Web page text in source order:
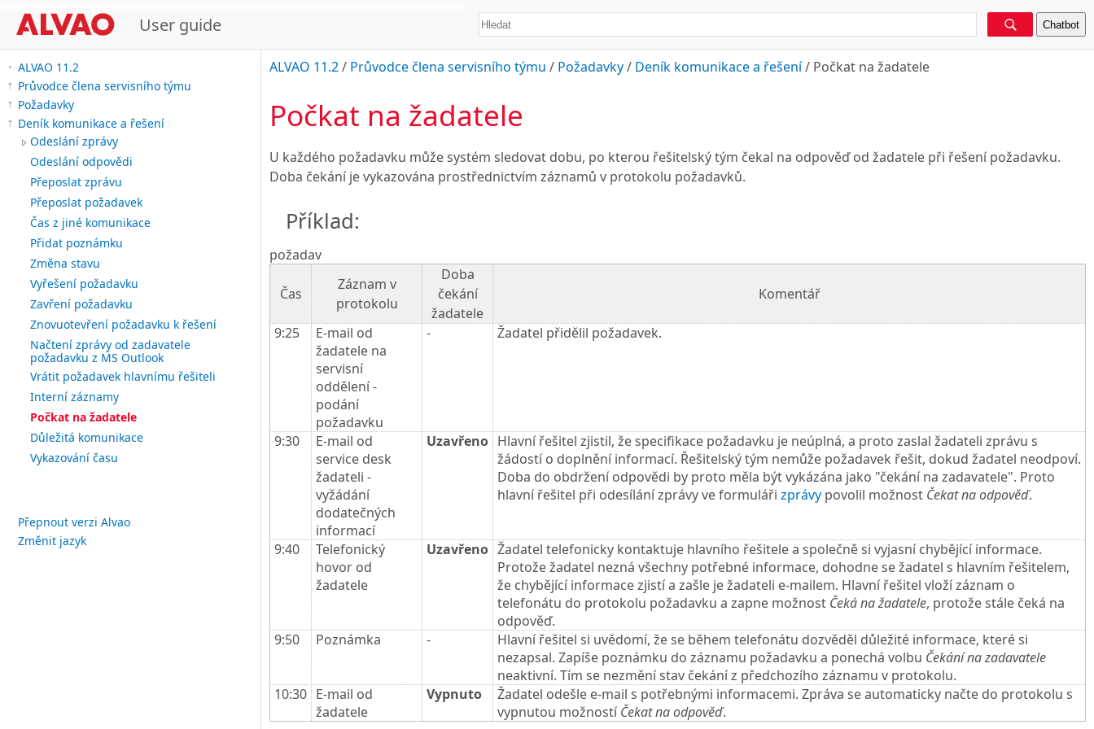
User guide Chatbot
ALVAO 11.2
Průvodce člena servisního týmu
Požadavky
Deník komunikace a řešení
Odeslání zprávy
Odeslání odpovědi
Přeposlat zprávu
Přeposlat požadavek
Čas z jiné komunikace
Přidat poznámku
Změna stavu
Vyřešení požadavku
Zavření požadavku
Znovuotevření požadavku k řešení
Načtení zprávy od zadavatele
požadavku z MS Outlook
Vrátit požadavek hlavnímu řešiteli
Interní záznamy
Počkat na žadatele
Důležitá komunikace
Vykazování času
Přepnout verzi Alvao
Změnit jazyk
ALVAO 11.2/ Průvodce člena servisního týmu / Požadavky/ Deník komunikace a řešení/ Počkat na žadatele
Počkat na žadatele
U každého požadavku může systém sledovat dobu, po kterou řešitelský tým čekal na odpověď od žadatele při řešení požadavku.
Doba čekání je vykazována prostřednictvím záznamů v protokolu požadavků.
Příklad:
požadav
Čas
Záznam v
protokolu
Doba
čekání
žadatele
Komentář
9:25
E-mail od
žadatele na
servisní
oddělení -
podání
požadavku
- Žadatel přidělil požadavek.
9:30
E-mail od
service desk
žadateli -
vyžádání
dodatečných
informací
Uzavřeno Hlavní řešitel zjistil, že specifikace požadavku je neúplná, a proto zaslal žadateli zprávu s
žádostí o doplnění informací. Řešitelský tým nemůže požadavek řešit, dokud žadatel neodpoví.
Doba do obdržení odpovědi by proto měla být vykázána jako "čekání na zadavatele". Proto
hlavní řešitel při odesílání zprávy ve formuláři zprávy povolil možnost Čekat na odpověď.
9:40
Telefonický
hovor od
žadatele
Uzavřeno Žadatel telefonicky kontaktuje hlavního řešitele a společně si vyjasní chybějící informace.
Protože žadatel nezná všechny potřebné informace, dohodne se žadatel s hlavním řešitelem,
že chybějící informace zjistí a zašle je žadateli e-mailem. Hlavní řešitel vloží záznam o
telefonátu do protokolu požadavku a zapne možnost Čeká na žadatele, protože stále čeká na
odpověď.
9:50
Poznámka -
Hlavní řešitel si uvědomí, že se během telefonátu dozvěděl důležité informace, které si
nezapsal. Zapíše poznámku do záznamu požadavku a ponechá volbu Čekání na zadavatele
neaktivní. Tím se nezmění stav čekání z předchozího záznamu v protokolu.
10:30 E-mail od
žadatele
Vypnuto
Žadatel odešle e-mail s potřebnými informacemi. Zpráva se automaticky načte do protokolu s
vypnutou možností Čekat na odpověď.